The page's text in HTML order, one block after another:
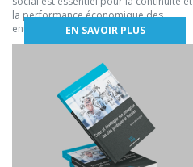
la performance économique des
entreprises.EN SAVOIR PLUS